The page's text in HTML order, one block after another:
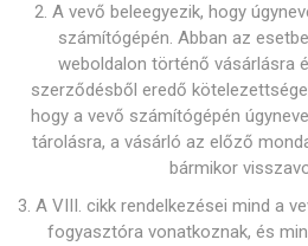
2. A vevő beleegyezik, hogy
számítógépén. Abban az
weboldalon történő vásárlásra
szerződésből eredő
hogy a vevő számítógépén
tárolásra, a vásárló az előző
bármikor
3. A VIII. cikk rendelkezései mind a
fogyasztóra vonatkoznak, és